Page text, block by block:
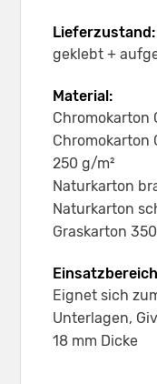
Lieferzustand:
geklebt +
Material:
Chromokarton
Chromokarton
250 g/m²
Naturkarton
Naturkarton
Graskarton
Eignet sich
Unterlagen,
18 mm Dicke